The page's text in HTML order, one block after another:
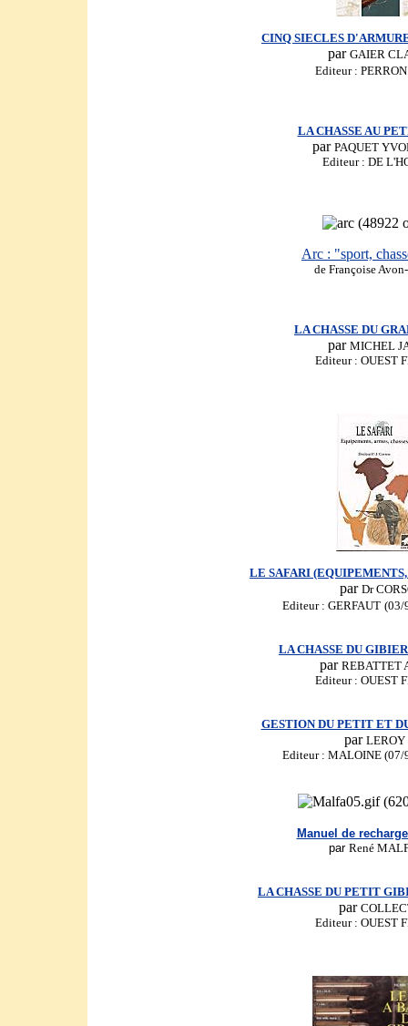
CINQ SIECLES
par GAIER
Editeur : PERRON
LA CHASSE AU
par PAQUET
Editeur : DE
Arc : "sport,
de Françoise
LA CHASSE DU
par MICHEL
Editeur : OUEST
LE SAFARI (EQUIPEMENTS,
par Dr
Editeur : GERFAUT (03/
LA CHASSE DU
par REBATTET
Editeur : OUEST
GESTION DU PETIT ET
par LEROY
Editeur : MALOINE (07/
Manuel de
par René
LA CHASSE DU PETIT
par
Editeur : OUEST